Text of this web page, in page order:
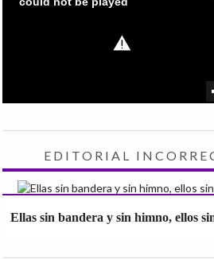
EDITORIAL
Ellas sin bandera y sin himno, ellos